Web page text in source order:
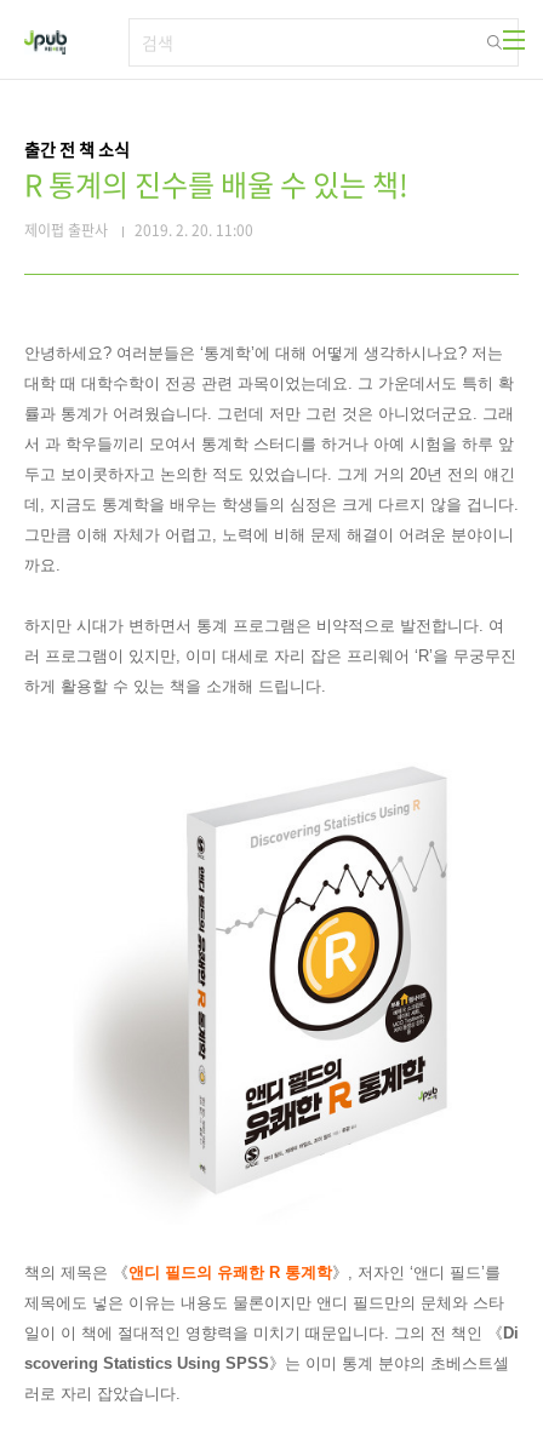
출간 전 책 소식
R 통계의 진수를 배울 수 있는 책!
제이펍 출판사 2019. 2. 20. 11:00
안녕하세요? 여러분들은 ‘통계학’에 대해 어떻게 생각하시나요? 저는
대학 때 대학수학이 전공 관련 과목이었는데요. 그 가운데서도 특히 확
률과 통계가 어려웠습니다. 그런데 저만 그런 것은 아니었더군요. 그래
서 과 학우들끼리 모여서 통계학 스터디를 하거나 아예 시험을 하루 앞
두고 보이콧하자고 논의한 적도 있었습니다. 그게 거의 20년 전의 얘긴
데 , 지금도 통계학을 배우는 학생들의 심정은 크게 다르지 않을 겁니다.
그만큼 이해 자체가 어렵고, 노력에 비해 문제 해결이 어려운 분야이니
까요.
하지만 시대가 변하면서 통계 프로그램은 비약적으로 발전합니다. 여
러 프로그램이 있지만, 이미 대세로 자리 잡은 프리웨어 ‘R’을 무궁무진
하게 활용할 수 있는 책을 소개해 드립니다.
책의 제목은 《앤디 필드의 유쾌한 R 통계학》 , 저자인 ‘앤디 필드’를
제목에도 넣은 이유는 내용도 물론이지만 앤디 필드만의 문체와 스타
일이 이 책에 절대적인 영향력을 미치기 때문입니다. 그의 전 책인 《 Di
scovering Statistics Using SPSS》 는 이미 통계 분야의 초베스트셀
러로 자리 잡았습니다.